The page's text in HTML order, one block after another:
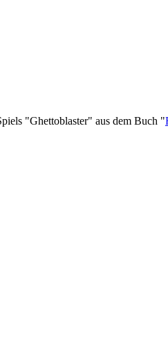
"Ghettoblaster" aus dem Buch "